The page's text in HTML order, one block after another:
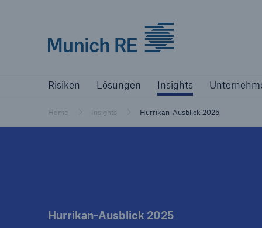
Risiken Lösungen Insights
Home Insights Hurrikan-Ausblick 2025
Hurrikan-Ausblick 2025
Risiken Lösungen
Bewältigen Sie Ihre Risiken mit unseren
Lösungen